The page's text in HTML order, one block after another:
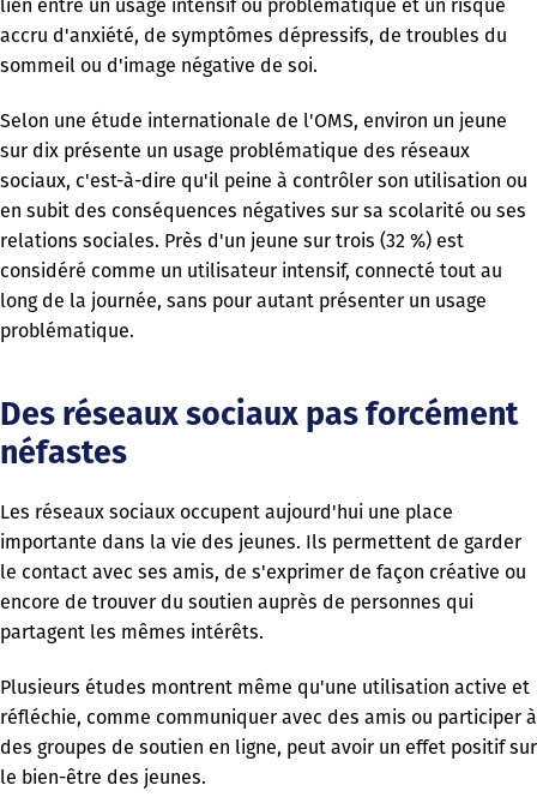
lien entre un usage intensif ou problématique et un risque
accru d'anxiété, de symptômes dépressifs, de troubles du
sommeil ou d'image négative de soi.
Selon une étude internationale de l'OMS, environ un jeune
sur dix présente un usage problématique des réseaux
sociaux, c'est-à-dire qu'il peine à contrôler son utilisation ou
en subit des conséquences négatives sur sa scolarité ou ses
relations sociales. Près d'un jeune sur trois (32 %) est
considéré comme un utilisateur intensif, connecté tout au
long de la journée, sans pour autant présenter un usage
problématique.
Des réseaux sociaux pas forcément
néfastes
Les réseaux sociaux occupent aujourd'hui une place
importante dans la vie des jeunes. Ils permettent de garder
le contact avec ses amis, de s'exprimer de façon créative ou
encore de trouver du soutien auprès de personnes qui
partagent les mêmes intérêts.
Plusieurs études montrent même qu'une utilisation active et
réfléchie, comme communiquer avec des amis ou participer à
des groupes de soutien en ligne, peut avoir un effet positif sur
le bien-être des jeunes.